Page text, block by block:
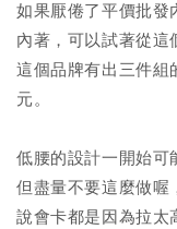
如果厭倦了平價批發
內著，可以試著從這
這個品牌有出三件組
元。
低腰的設計一開始可
但盡量不要這麼做喔
說會卡都是因為拉太